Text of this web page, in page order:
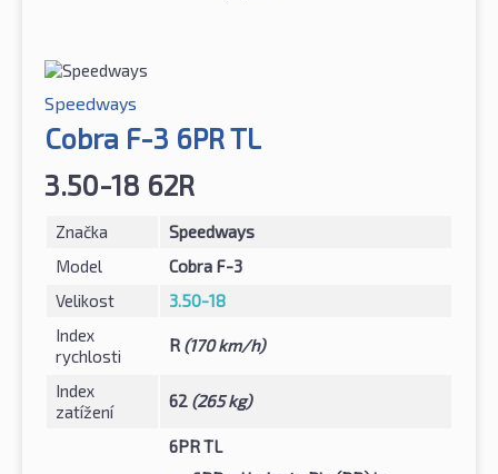
Speedways
Cobra F-3 6PR TL
3.50-18 62R
Značka
Speedways
Model
Cobra F-3
Velikost
3.50-18
Index
rychlosti
R (170 km/h)
Index
zatížení
62 (265 kg)
6PR TL